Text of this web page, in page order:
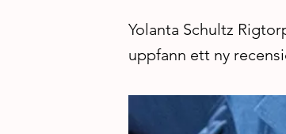
Yolanta Schultz
uppfann ett ny